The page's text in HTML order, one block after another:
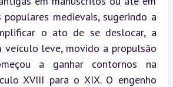
populares medievais, sugerindo a
o ato de se deslocar, a
veículo leve, movido a propulsão
a ganhar contornos na
XVIII para o XIX. O engenho